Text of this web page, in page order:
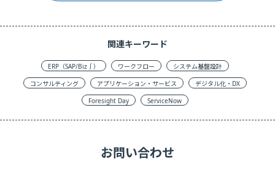
関連キーワード
ERP（SAP/Biz∫） ワークフロー
システム基盤設計
コンサルティング
アプリケーション・サービス
デジタル化・DX
Foresight Day
ServiceNow
お問い合わせ